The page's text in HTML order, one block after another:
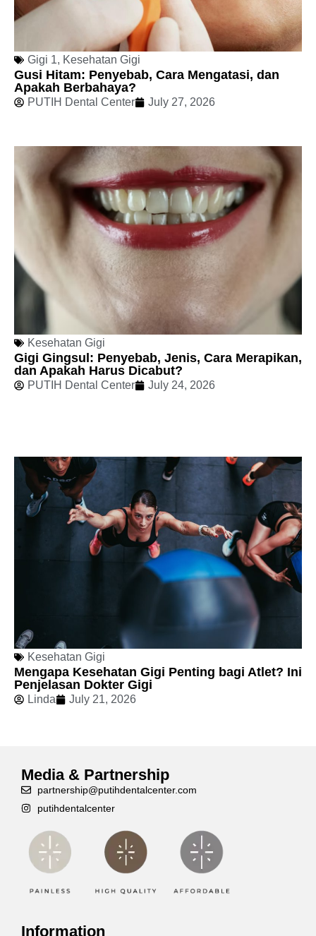
Gigi 1, Kesehatan Gigi
Gusi Hitam: Penyebab, Cara Mengatasi, dan
Apakah Berbahaya?
PUTIH Dental Center July 27, 2026
Kesehatan Gigi
Gigi Gingsul: Penyebab, Jenis, Cara Merapikan,
dan Apakah Harus Dicabut?
PUTIH Dental Center July 24, 2026
Kesehatan Gigi
Mengapa Kesehatan Gigi Penting bagi Atlet? Ini
Penjelasan Dokter Gigi
Linda July 21, 2026
Media & Partnership
partnership@putihdentalcenter.com
putihdentalcenter
Information